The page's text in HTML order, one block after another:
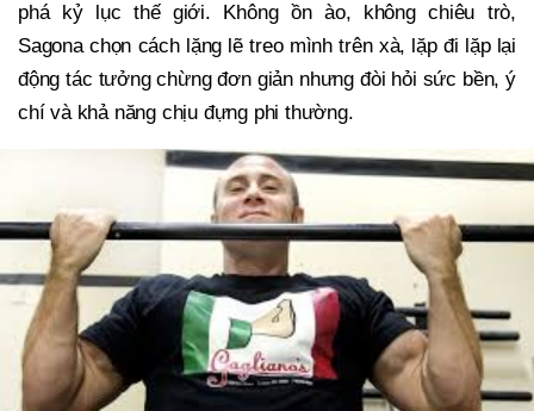
phá kỷ lục thế giới. Không ồn ào, không chiêu trò,
Sagona chọn cách lặng lẽ treo mình trên xà, lặp đi lặp lại
động tác tưởng chừng đơn giản nhưng đòi hỏi sức bền, ý
chí và khả năng chịu đựng phi thường.